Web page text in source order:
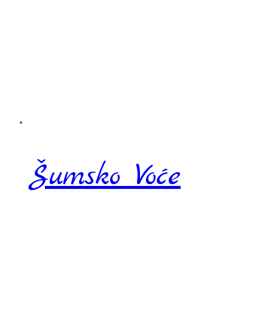
Šumsko Voće